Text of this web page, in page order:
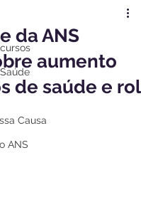
Causa
ANS
da ANS
aumento
de saúde e rol